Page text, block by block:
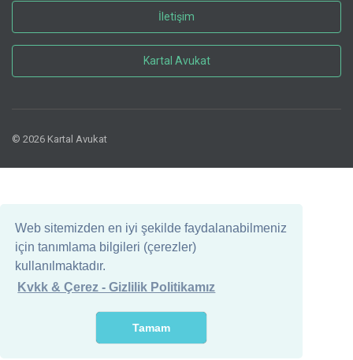
Web sitemizden en iyi şekilde faydalanabilmeniz
için tanımlama bilgileri (çerezler)
kullanılmaktadır.
Kvkk & Çerez - Gizlilik Politikamız
Tamam
İletişim
Kartal Avukat
© 2026 Kartal Avukat